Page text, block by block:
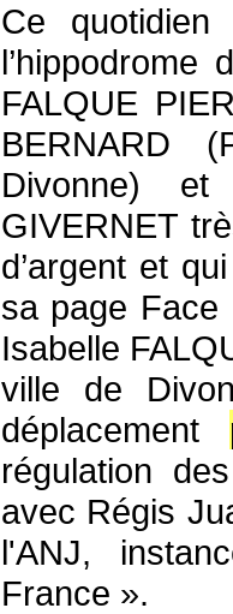
Ce
l’hippodrome
FALQUE
BERNARD
Divonne)
GIVERNET
d’argent et
sa page
Isabelle
ville de
déplacement
régulation
avec Régis
l'ANJ,
France ».